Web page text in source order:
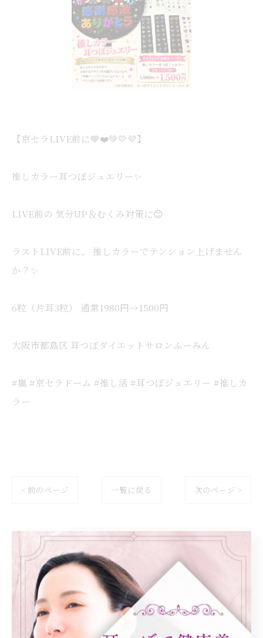
【京セラLIVE前に💙❤️💚💛💜】
推しカラー耳つぼジュエリー✨
LIVE前の 気分UP＆むくみ対策に😊
ラストLIVE前に、 推しカラーでテンション上げません
か？✨
6粒（片耳3粒） 通常1980円→1500円
大阪市都島区 耳つぼダイエットサロンふーみん
#嵐 #京セラドーム #推し活 #耳つぼジュエリー #推しカ
ラー
< 前のページ 一覧に戻る 次のページ >
カテゴリー
全てのカテゴリー
ダイエット
健康